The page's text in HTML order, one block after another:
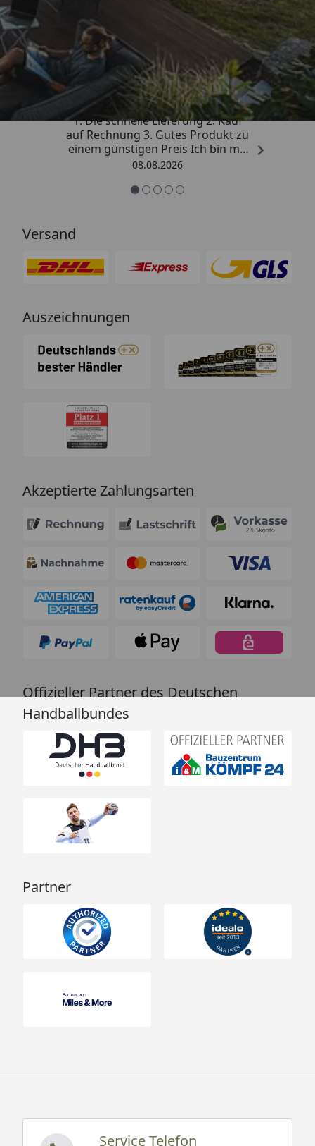
Trusted Shops
4,81/ 5
„Besonders gut gefallen hat mir :
1. Die schnelle Lieferung 2. Kauf
auf Rechnung 3. Gutes Produkt zu
einem günstigen Preis Ich bin mit
der Kaufabwicklung sehr
08.08.2026
Versand
Auszeichnungen
Akzeptierte Zahlungsarten
Offizieller Partner des Deutschen
Handballbundes
Partner
Service Telefon